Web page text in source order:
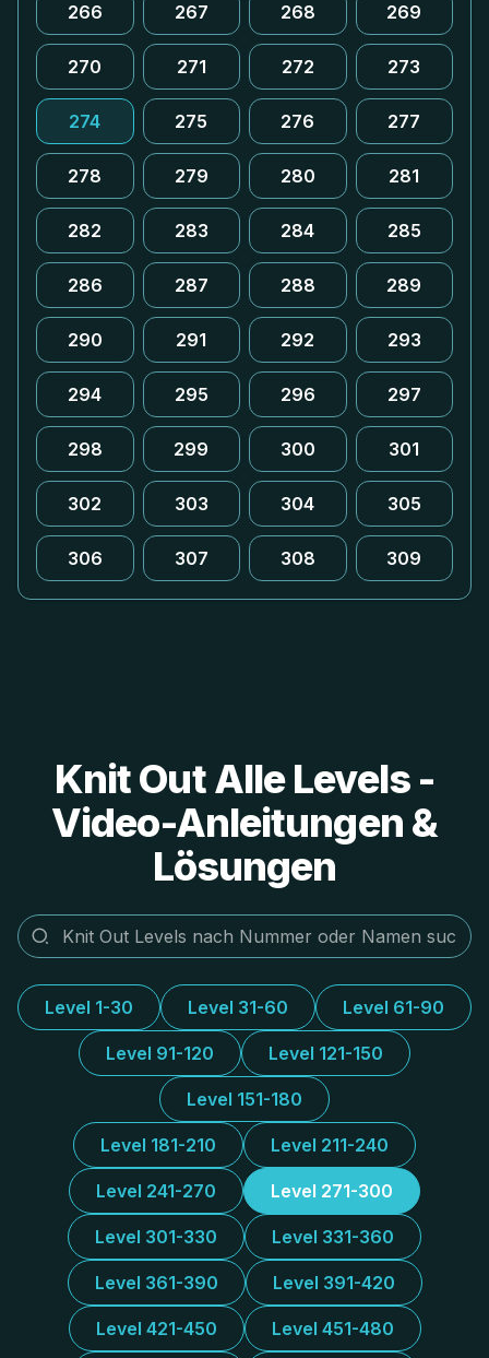
266 267 268 269
270 271 272 273
274 275 276 277
278 279 280 281
282 283 284 285
286 287 288 289
290 291 292 293
294 295 296 297
298 299 300 301
302 303 304 305
306 307 308 309
Knit Out Alle Levels -
Video-Anleitungen &
Lösungen
Level 1-30 Level 31-60 Level 61-90
Level 91-120 Level 121-150
Level 151-180
Level 181-210 Level 211-240
Level 241-270 Level 271-300
Level 301-330 Level 331-360
Level 361-390 Level 391-420
Level 421-450 Level 451-480